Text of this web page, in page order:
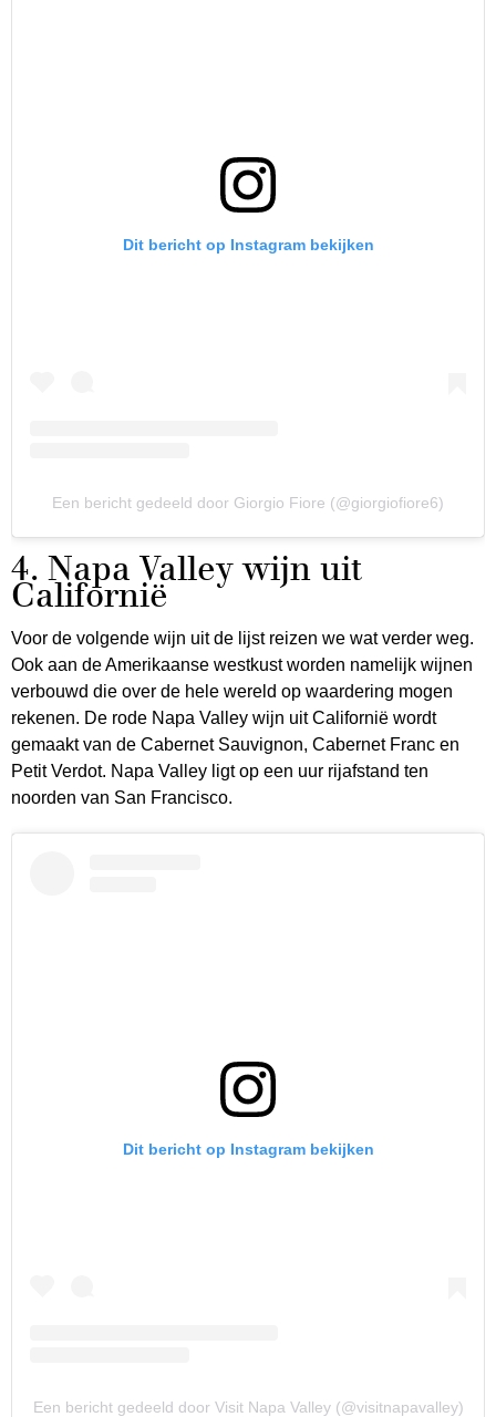
Dit bericht op Instagram bekijken
Een bericht gedeeld door Giorgio Fiore (@giorgiofiore6)
4. Napa Valley wijn uit
Californië
Voor de volgende wijn uit de lijst reizen we wat verder weg.
Ook aan de Amerikaanse westkust worden namelijk wijnen
verbouwd die over de hele wereld op waardering mogen
rekenen. De rode Napa Valley wijn uit Californië wordt
gemaakt van de Cabernet Sauvignon, Cabernet Franc en
Petit Verdot. Napa Valley ligt op een uur rijafstand ten
noorden van San Francisco.
Dit bericht op Instagram bekijken
Een bericht gedeeld door Visit Napa Valley (@visitnapavalley)